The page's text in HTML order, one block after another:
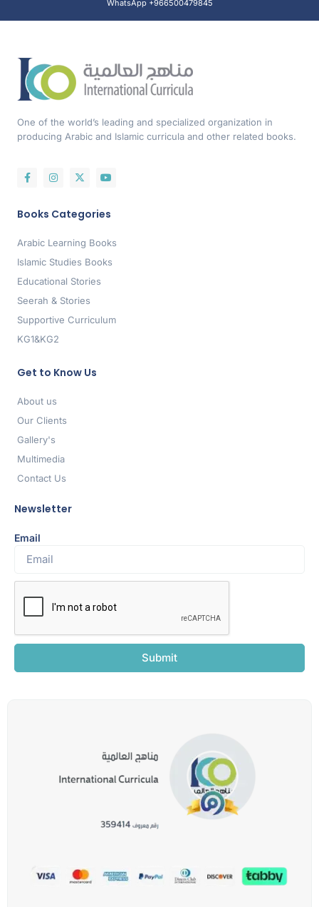
WhatsApp +966500479845
One of the world’s leading and specialized organization in
producing Arabic and Islamic curricula and other related books.
Books Categories
Arabic Learning Books
Islamic Studies Books
Educational Stories
Seerah & Stories
Supportive Curriculum
KG1&KG2
Get to Know Us
About us
Our Clients
Gallery's
Multimedia
Contact Us
Newsletter
Email
Submit